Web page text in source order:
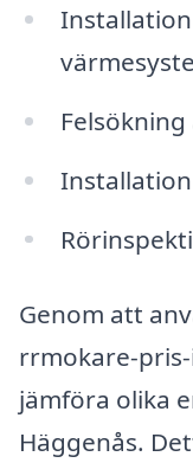
Felsökning
Genom att
rrmokare-
jämföra olika
Häggenås.